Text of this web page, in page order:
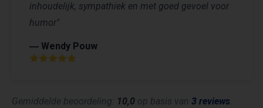
inhoudelijk, sympathiek en met goed gevoel voor
humor"
― Wendy Pouw
Gemiddelde beoordeling: 10,0 op basis van 3 reviews.